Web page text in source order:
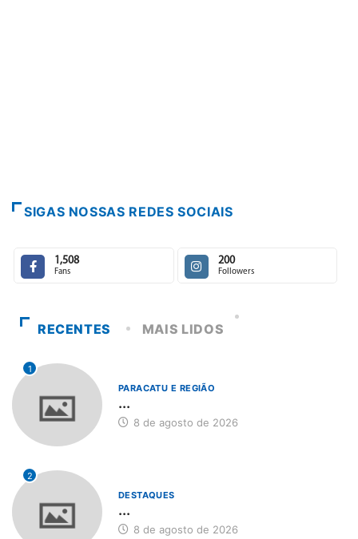
SIGAS NOSSAS REDES SOCIAIS
1,508
Fans
200
Followers
RECENTES MAIS LIDOS
1
PARACATU E REGIÃO
...
8 de agosto de 2026
2
DESTAQUES
...
8 de agosto de 2026